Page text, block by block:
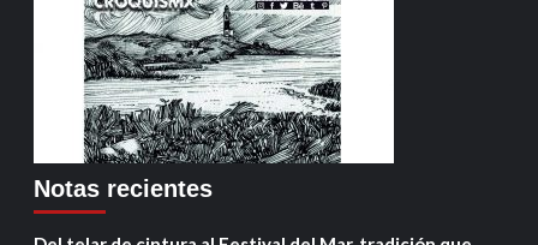
Notas recientes